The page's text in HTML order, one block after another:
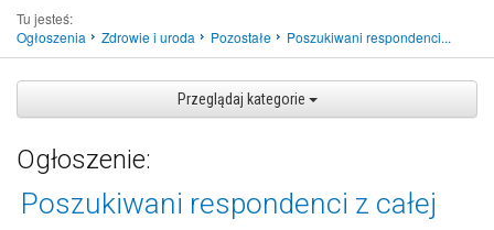
Tu jesteś:
Ogłoszenia
Zdrowie i uroda Pozostałe Poszukiwani respondenci...
Przeglądaj kategorie
Ogłoszenie:
Poszukiwani respondenci z całej